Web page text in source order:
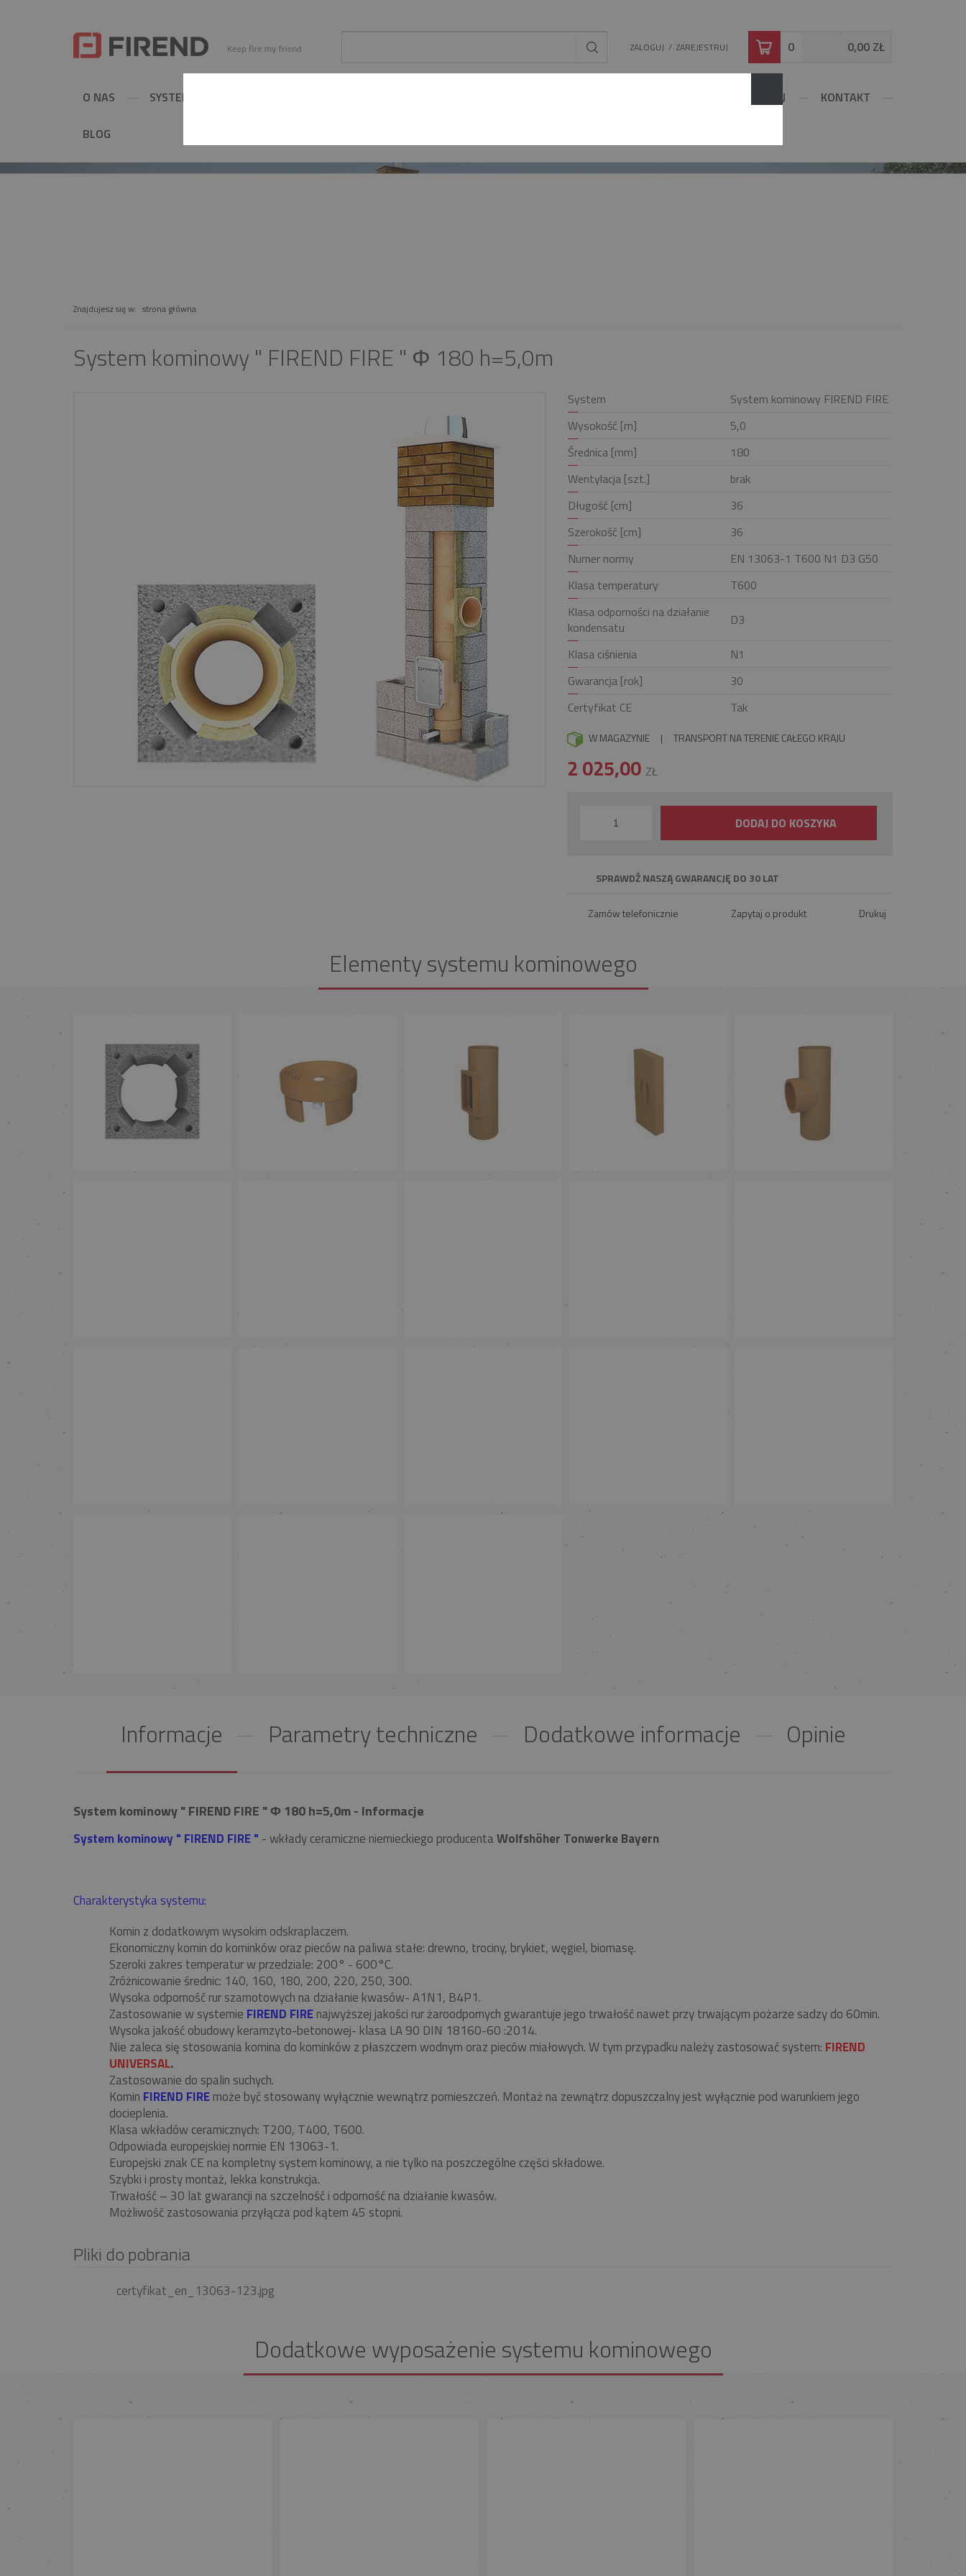
ZALOGUJ /ZAREJESTRUJ 0 0,00 ZŁ
O NAS SYSTEMY KOMINOWE KONFIGURUJ KONTAKT
BLOG
Znajdujesz się w: strona główna
System kominowy " FIREND FIRE " Φ 180 h=5,0m
System
System kominowy FIREND FIRE
Wysokość [m]
5,0
Średnica [mm]
180
Wentylacja [szt.]
brak
Długość [cm]
36
Szerokość [cm]
36
Numer normy
EN 13063-1 T600 N1 D3 G50
Klasa temperatury
T600
Klasa odporności na działanie
kondensatu
D3
Klasa ciśnienia
N1
Gwarancja [rok]
30
Certyfikat CE
Tak
W MAGAZYNIE | TRANSPORT NA TERENIE CAŁEGO KRAJU
2 025,00 ZŁ
DODAJ DO KOSZYKA
SPRAWDŹ NASZĄ GWARANCJĘ DO 30 LAT
Zamów telefonicznie Zapytaj o produkt Drukuj
Elementy systemu kominowego
Informacje Parametry techniczne Dodatkowe informacje Opinie
System kominowy " FIREND FIRE " Φ 180 h=5,0m - Informacje
System kominowy " FIREND FIRE " - wkłady ceramiczne niemieckiego producentaWolfshöher Tonwerke Bayern
Charakterystyka systemu:
Komin z dodatkowym wysokim odskraplaczem.
Ekonomiczny komin do kominków oraz pieców na paliwa stałe: drewno, trociny, brykiet, węgiel, biomasę.
Szeroki zakres temperatur w przedziale: 200° - 600°C.
Zróżnicowanie średnic: 140, 160, 180, 200, 220, 250, 300.
Wysoka odporność rur szamotowych na działanie kwasów- A1N1, B4P1.
Zastosowanie w systemie FIREND FIREnajwyższej jakości rur żaroodpornych gwarantuje jego trwałość nawet przy trwającym pożarze sadzy do 60min.
Wysoka jakość obudowy keramzyto-betonowej- klasa LA 90 DIN 18160-60 :2014.
Nie zaleca się stosowania komina do kominków z płaszczem wodnym oraz pieców miałowych. W tym przypadku należy zastosować system: FIREND
UNIVERSAL.
Zastosowanie do spalin suchych.
Komin FIREND FIREmoże być stosowany wyłącznie wewnątrz pomieszczeń. Montaż na zewnątrz dopuszczalny jest wyłącznie pod warunkiem jego
docieplenia.
Klasa wkładów ceramicznych: T200, T400, T600.
Odpowiada europejskiej normie EN 13063-1.
Europejski znak CE na kompletny system kominowy, a nie tylko na poszczególne części składowe.
Szybki i prosty montaż, lekka konstrukcja.
Trwałość – 30 lat gwarancji na szczelność i odporność na działanie kwasów.
Możliwość zastosowania przyłącza pod kątem 45 stopni.
Pliki do pobrania
certyfikat_en_13063-123.jpg
Dodatkowe wyposażenie systemu kominowego